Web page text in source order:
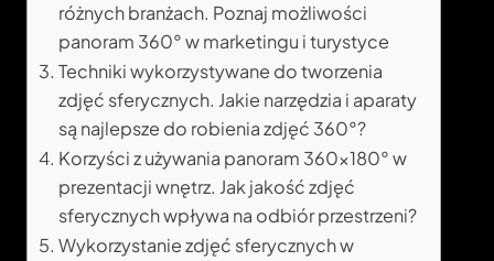
różnych branżach. Poznaj możliwości
panoram 360° w marketingu i turystyce
Techniki wykorzystywane do tworzenia
zdjęć sferycznych. Jakie narzędzia i aparaty
są najlepsze do robienia zdjęć 360°?
Korzyści z używania panoram 360×180° w
prezentacji wnętrz. Jak jakość zdjęć
sferycznych wpływa na odbiór przestrzeni?
Wykorzystanie zdjęć sferycznych w